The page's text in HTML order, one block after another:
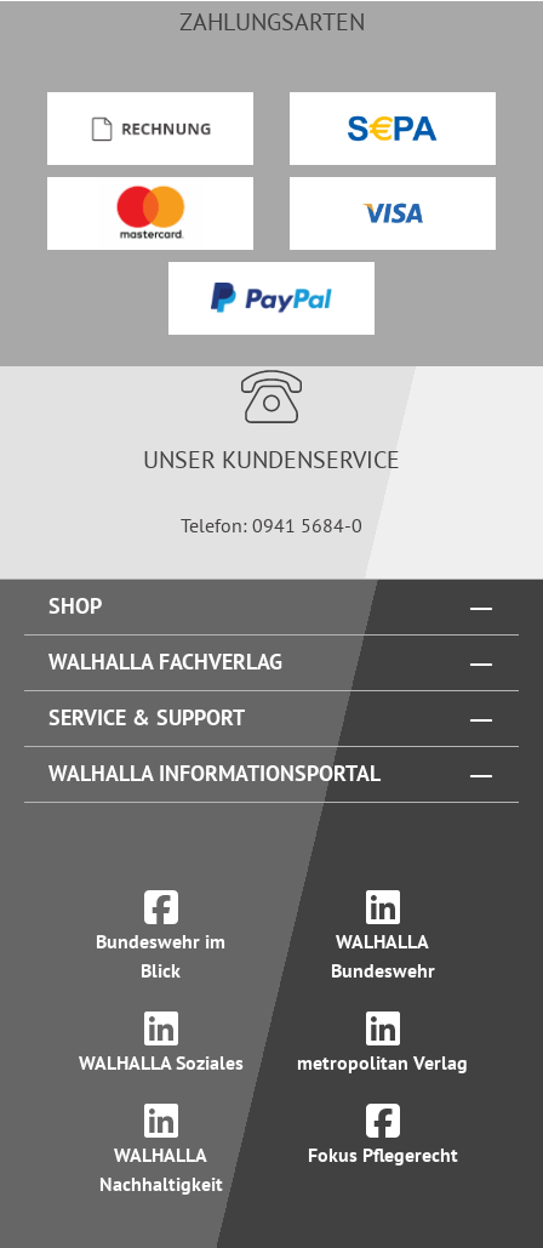
ZAHLUNGSARTEN
UNSER KUNDENSERVICE
Telefon: 0941 5684-0
SHOP
WALHALLA FACHVERLAG
SERVICE & SUPPORT
WALHALLA INFORMATIONSPORTAL
Bundeswehr im
Blick
WALHALLA
Bundeswehr
WALHALLA Soziales metropolitan Verlag
WALHALLA
Nachhaltigkeit
Fokus Pflegerecht